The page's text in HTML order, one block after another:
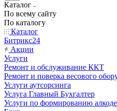
Каталог
По всему сайту
По каталогу
Каталог
Битрикс24
Акции
Услуги
Ремонт и обслуживание ККТ
Ремонт и поверка весового
Услуги аутсорсинга
Услуга Главный Бухгалтер
Услуги по формированию